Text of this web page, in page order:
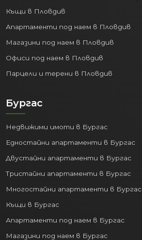
Къщи в Пловдив
Апартаменти под наем в Пловдив
Магазини под наем в Пловдив
Офиси под наем в Пловдив
Парцели и терени в Пловдив
Бургас
Недвижими имоти в Бургас
Едностайни апартаменти в Бургас
Двустайни апартаменти в Бургас
Тристайни апартаменти в Бургас
Многостайни апартаменти в Бургас
Къщи в Бургас
Апартаменти под наем в Бургас
Магазини под наем в Бургас